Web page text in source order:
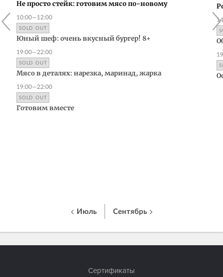
Не просто стейк: готовим мясо по-новому
10:00—12:00
SOLD OUT
Юный шеф: очень вкусный бургер! 8+
19:00—22:00
SOLD OUT
Мясо в деталях: нарезка, маринад, жарка
19:00—22:00
SOLD OUT
Готовим вместе
Июль Сентябрь
Сертификаты